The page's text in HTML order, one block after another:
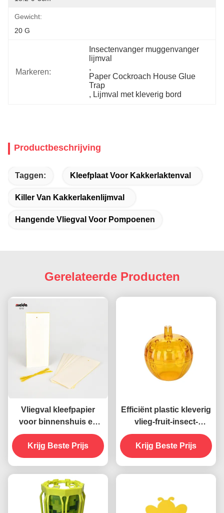
Gewicht:
20 G
Markeren:
Insectenvanger muggenvanger
lijmval
,
Paper Cockroach House Glue
Trap
, Lijmval met kleverig bord
Productbeschrijving
Taggen: Kleefplaat Voor Kakkerlaktenval
Killer Van Kakkerlakenlijmval
Hangende Vliegval Voor Pompoenen
Gerelateerde Producten
Vliegval kleefpapier
voor binnenshuis en
buiten voor effectieve
en veilige bestrijding
van plagen
Krijg Beste Prijs
Efficiënt plastic kleverig
vlieg-fruit-insect-
termitietval 480 uur
gebruik Geen geur
Krijg Beste Prijs